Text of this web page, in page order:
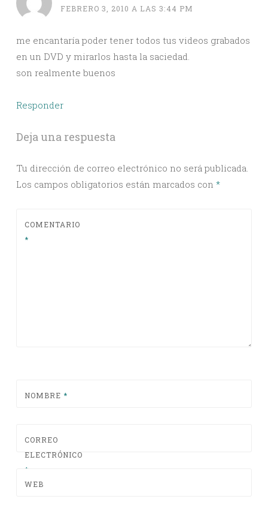
FEBRERO 3, 2010 A LAS 3:44 PM
me encantaría poder tener todos tus videos grabados
en un DVD y mirarlos hasta la saciedad.
son realmente buenos
Responder
Deja una respuesta
Tu dirección de correo electrónico no será publicada.
Los campos obligatorios están marcados con *
COMENTARIO
*
NOMBRE *
CORREO
ELECTRÓNICO
*
WEB